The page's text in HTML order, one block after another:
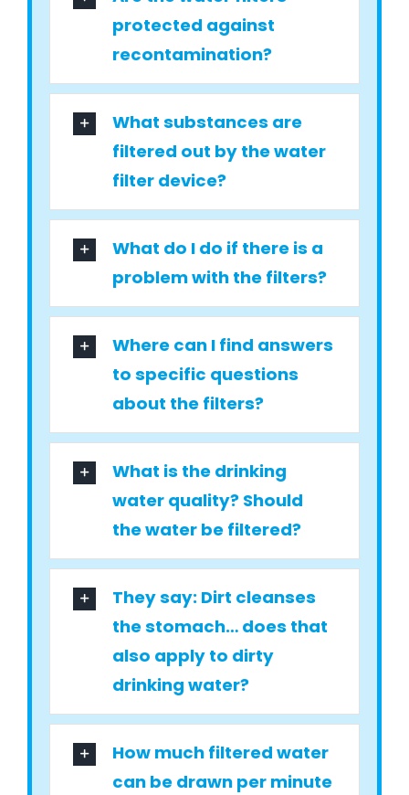
protected against
recontamination?
What substances are
filtered out by the water
filter device?
What do I do if there is a
problem with the filters?
Where can I find answers
to specific questions
about the filters?
What is the drinking
water quality? Should
the water be filtered?
They say: Dirt cleanses
the stomach… does that
also apply to dirty
drinking water?
How much filtered water
can be drawn per minute